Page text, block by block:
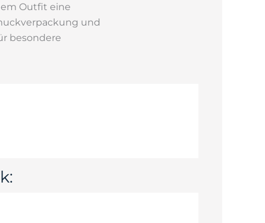
Outfit eine
und
besondere